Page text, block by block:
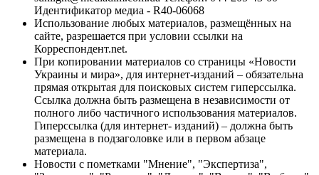
Идентификатор медиа - R40-06068
Использование любых материалов, размещённых на
сайте, разрешается при условии ссылки на
Корреспондент.net.
При копировании материалов со страницы «Новости
Украины и мира», для интернет-изданий – обязательна
прямая открытая для поисковых систем гиперссылка.
Ссылка должна быть размещена в независимости от
полного либо частичного использования материалов.
Гиперссылка (для интернет- изданий) – должна быть
размещена в подзаголовке или в первом абзаце
материала.
Новости с пометками "Мнение", "Экспертиза",